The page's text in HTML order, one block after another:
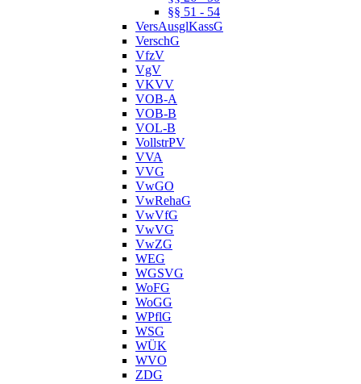
§§ 51 - 54
VersAusglKassG
VerschG
VfzV
VgV
VKVV
VOB-A
VOB-B
VOL-B
VollstrPV
VVA
VVG
VwGO
VwRehaG
VwVfG
VwVG
VwZG
WEG
WGSVG
WoFG
WoGG
WPflG
WSG
WÜK
WVO
ZDG